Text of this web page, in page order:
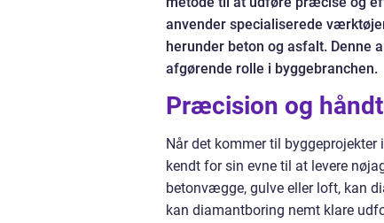
anvender specialiserede
herunder beton og asfalt. Denne
afgørende rolle i byggebranchen.
Præcision og
Når det kommer til
kendt for sin evne til at levere
betonvægge, gulve eller loft, kan
kan diamantboring nemt klare